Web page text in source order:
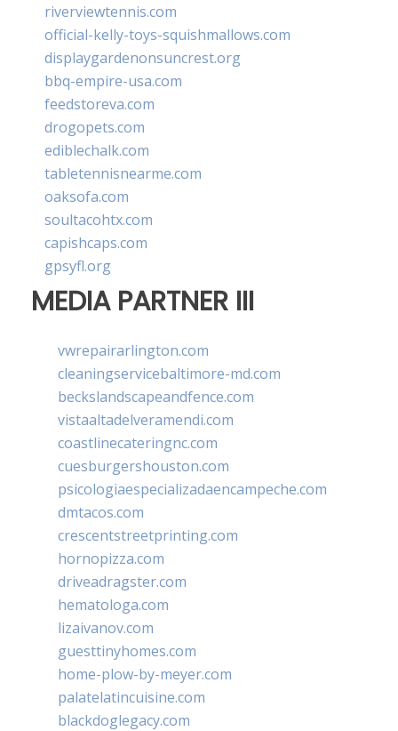
riverviewtennis.com
official-kelly-toys-squishmallows.com
displaygardenonsuncrest.org
bbq-empire-usa.com
feedstoreva.com
drogopets.com
ediblechalk.com
tabletennisnearme.com
oaksofa.com
soultacohtx.com
capishcaps.com
gpsyfl.org
MEDIA PARTNER III
vwrepairarlington.com
cleaningservicebaltimore-md.com
beckslandscapeandfence.com
vistaaltadelveramendi.com
coastlinecateringnc.com
cuesburgershouston.com
psicologiaespecializadaencampeche.com
dmtacos.com
crescentstreetprinting.com
hornopizza.com
driveadragster.com
hematologa.com
lizaivanov.com
guesttinyhomes.com
home-plow-by-meyer.com
palatelatincuisine.com
blackdoglegacy.com